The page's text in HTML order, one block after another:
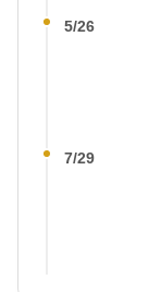
5/26
7/29